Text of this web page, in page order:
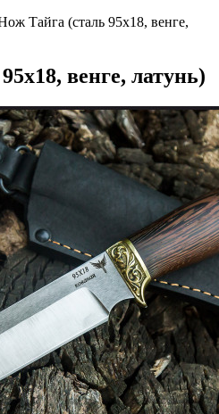
Тайга (сталь 95х18, венге,
венге, латунь)